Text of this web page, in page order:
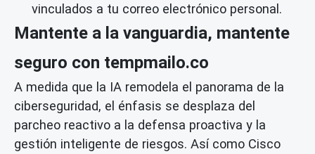
vinculados a tu correo electrónico personal.
Mantente a la vanguardia, mantente
seguro con tempmailo.co
A medida que la IA remodela el panorama de la
ciberseguridad, el énfasis se desplaza del
parcheo reactivo a la defensa proactiva y la
gestión inteligente de riesgos. Así como Cisco